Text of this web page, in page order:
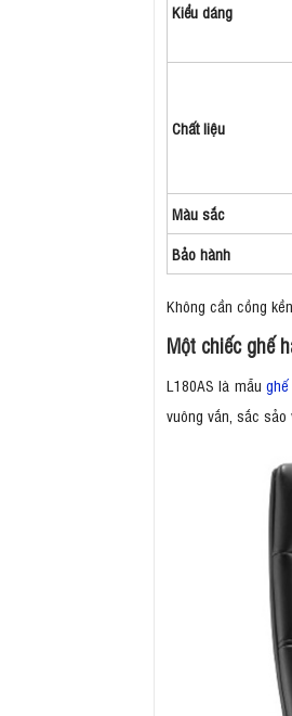
Kiểu dáng
Chất liệu
Màu sắc
Bảo hành
Không cần cồng
Một chiếc ghế
L180AS là mẫu
vuông vắn, sắc sảo